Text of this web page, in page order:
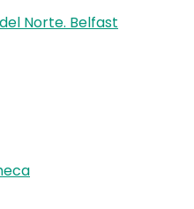
Norte. Belfast